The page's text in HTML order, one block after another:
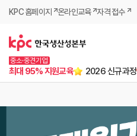
KPC 홈페이지 온라인교육 자격 접수
중소·중견기업
최대 95% 지원교육 2026 신규과정